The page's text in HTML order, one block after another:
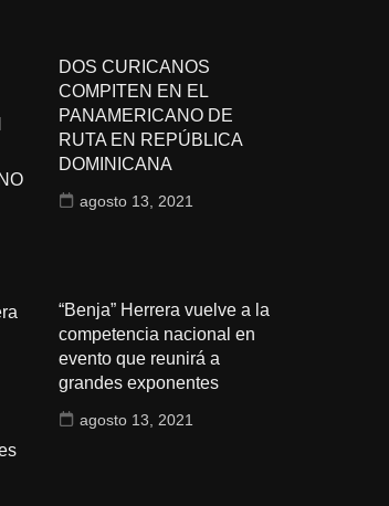
DOS CURICANOS
COMPITEN EN EL
PANAMERICANO DE
RUTA EN REPÚBLICA
DOMINICANA
agosto 13, 2021
“Benja” Herrera vuelve a la
competencia nacional en
evento que reunirá a
grandes exponentes
agosto 13, 2021